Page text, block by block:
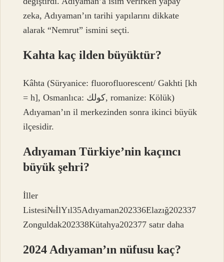
zeka, Adıyaman’ın tarihi yapılarını dikkate
alarak “Nemrut” ismini seçti.
Kahta kaç ilden büyüktür?
Kâhta (Süryanice: fluorofluorescent/ Gakhti [kh
= h], Osmanlıca: كولك, romanize: Kölük)
Adıyaman’ın il merkezinden sonra ikinci büyük
ilçesidir.
Adıyaman Türkiye’nin kaçıncı
büyük şehri?
İller
Listesi№İlYıl35Adıyaman202336Elazığ202337
Zonguldak202338Kütahya202377 satır daha
2024 Adıyaman’ın nüfusu kaç?